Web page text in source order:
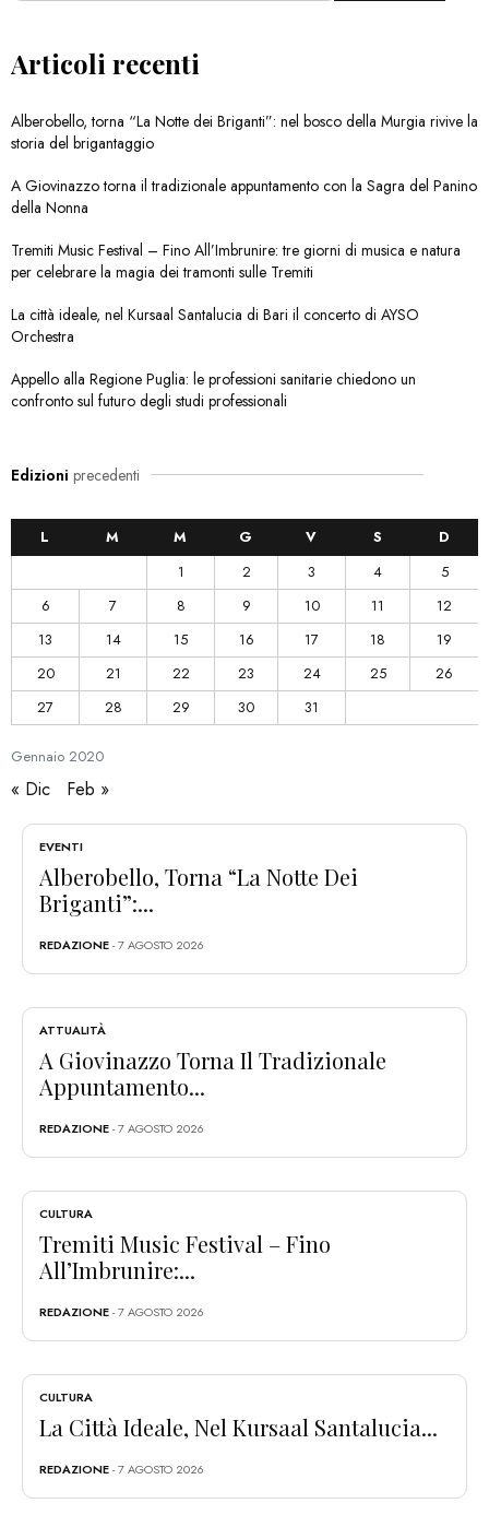
Articoli recenti
Alberobello, torna “La Notte dei Briganti”: nel bosco della Murgia rivive la
storia del brigantaggio
A Giovinazzo torna il tradizionale appuntamento con la Sagra del Panino
della Nonna
Tremiti Music Festival – Fino All’Imbrunire: tre giorni di musica e natura
per celebrare la magia dei tramonti sulle Tremiti
La città ideale, nel Kursaal Santalucia di Bari il concerto di AYSO
Orchestra
Appello alla Regione Puglia: le professioni sanitarie chiedono un
confronto sul futuro degli studi professionali
Edizioni precedenti
Gennaio 2020
L M M G V S
D
1
2 3 4
5
6
7 8 9 10 11
12
13
14 15 16 17 18
19
20
21 22 23 24 25
26
27
28 29 30 31
« Dic Feb »
EVENTI
Alberobello, Torna “La Notte Dei
Briganti”:...
REDAZIONE- 7 AGOSTO 2026
ATTUALITÀ
A Giovinazzo Torna Il Tradizionale
Appuntamento...
REDAZIONE- 7 AGOSTO 2026
CULTURA
Tremiti Music Festival – Fino
All’Imbrunire:...
REDAZIONE- 7 AGOSTO 2026
CULTURA
La Città Ideale, Nel Kursaal Santalucia...
REDAZIONE- 7 AGOSTO 2026